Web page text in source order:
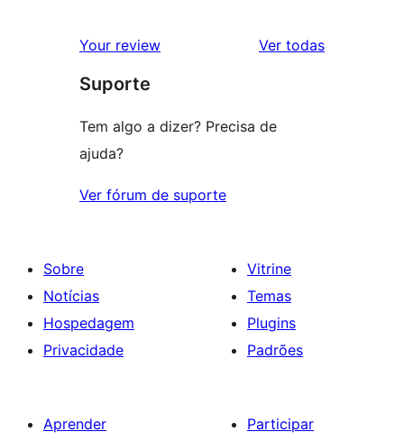
Your review Ver todasavaliações
Suporte
Tem algo a dizer? Precisa de
ajuda?
Ver fórum de suporte
Sobre
Notícias
Hospedagem
Privacidade
Vitrine
Temas
Plugins
Padrões
Aprender
Participar